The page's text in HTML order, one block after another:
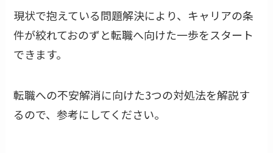
現状で抱えている問題解決により、キャリアの条
件が絞れておのずと転職へ向けた一歩をスタート
できます。
転職への不安解消に向けた3つの対処法を解説す
るので、参考にしてください。